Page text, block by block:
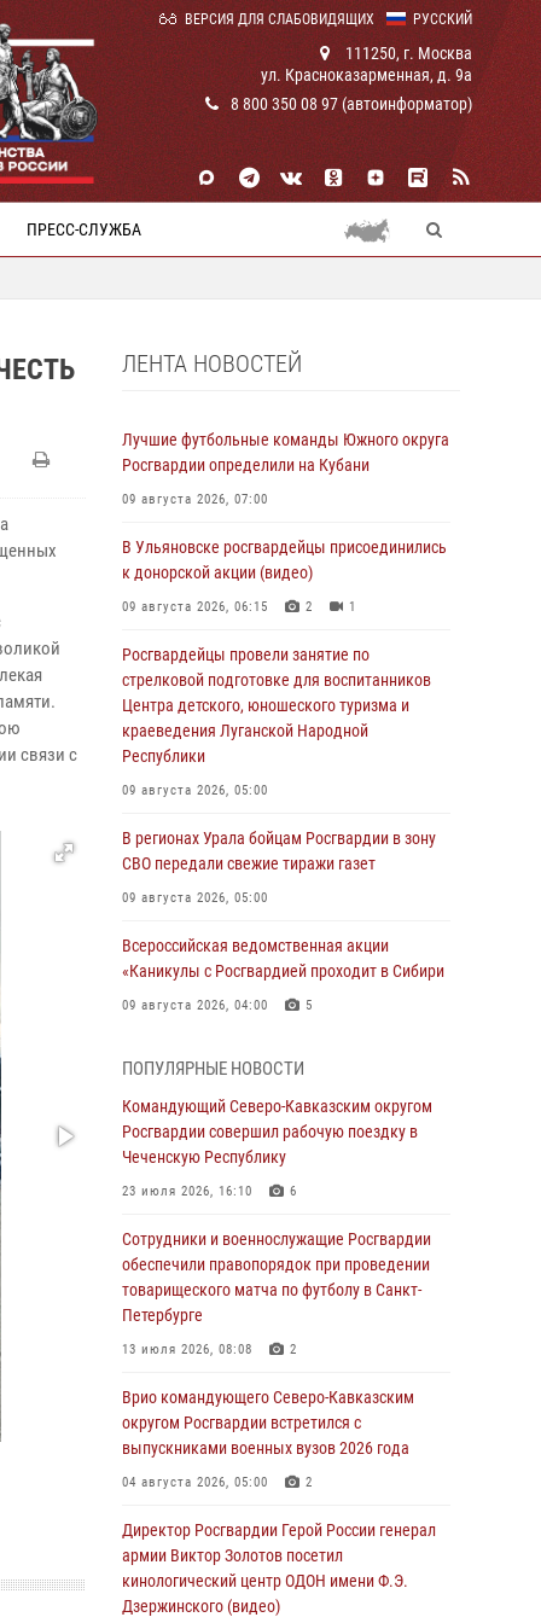
РУССКИЙ
ВЕРСИЯ ДЛЯ СЛАБОВИДЯЩИХ
111250, г. Москва
ул. Красноказарменная, д. 9а
8 800 350 08 97 (автоинформатор)
ПРЕСС-СЛУЖБА
связи с
ЛЕНТА НОВОСТЕЙ
Лучшие футбольные команды Южного округа
Росгвардии определили на Кубани
09 августа 2026, 07:00
В Ульяновске росгвардейцы присоединились
к донорской акции (видео)
09 августа 2026, 06:15 2 1
Росгвардейцы провели занятие по
стрелковой подготовке для воспитанников
Центра детского, юношеского туризма и
краеведения Луганской Народной
Республики
09 августа 2026, 05:00
В регионах Урала бойцам Росгвардии в зону
СВО передали свежие тиражи газет
09 августа 2026, 05:00
Всероссийская ведомственная акции
«Каникулы с Росгвардией проходит в Сибири
09 августа 2026, 04:00 5
занятие для детей на Поклонной горе в
Москве (видео)
08 августа 2026, 14:10 3 1
В ЛНР росгвардейцы провели тренировку по
спортивной школы
08 августа 2026, 13:00 1
Сотрудники Росгвардии присоединились к
утренней разминке у стен музея истории
08 августа 2026, 09:29 2
В Северо-Западном округе Росгвардии
продолжаются мероприятия в честь юбилея
08 августа 2026, 09:03 1
Росгвардейцы в ЛНР совершенствуют
навыки тактической медицины с учетом
ПОПУЛЯРНЫЕ НОВОСТИ
Командующий Северо-Кавказским округом
Росгвардии совершил рабочую поездку в
Чеченскую Республику
23 июля 2026, 16:10 6
Сотрудники и военнослужащие Росгвардии
обеспечили правопорядок при проведении
товарищеского матча по футболу в Санкт-
Петербурге
13 июля 2026, 08:08 2
Врио командующего Северо-Кавказским
округом Росгвардии встретился с
выпускниками военных вузов 2026 года
04 августа 2026, 05:00 2
Директор Росгвардии Герой России генерал
армии Виктор Золотов посетил
кинологический центр ОДОН имени Ф.Э.
Дзержинского (видео)